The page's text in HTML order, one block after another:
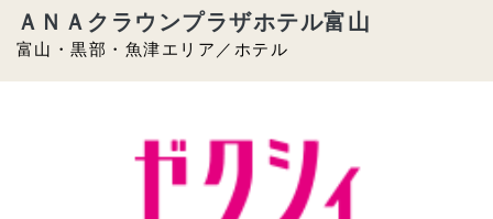
富山・黒部・魚津エリア／ホテル
ＡＮＡクラウンプラザホテル富山